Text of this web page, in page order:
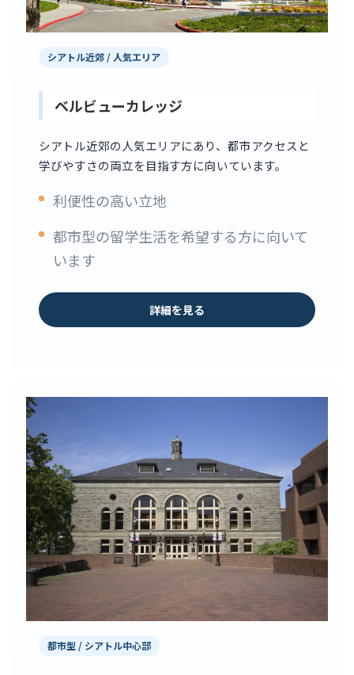
シアトル近郊 / 人気エリア
ベルビューカレッジ
シアトル近郊の人気エリアにあり、都市アクセスと
学びやすさの両立を目指す方に向いています。
利便性の高い立地
都市型の留学生活を希望する方に向いて
います
詳細を見る
都市型 / シアトル中心部